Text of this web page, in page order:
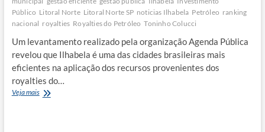
Público Litoral Norte Litoral Norte SP noticias Ilhabela Petróleo ranking
nacional royalties Royalties do Petróleo Toninho Colucci
Um levantamento realizado pela organização Agenda Pública
revelou que Ilhabela é uma das cidades brasileiras mais
eficientes na aplicação dos recursos provenientes dos
royalties do…
Veja maisIlhabela